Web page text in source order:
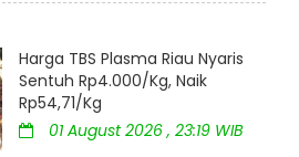
Harga TBS Plasma Riau Nyaris
Sentuh Rp4.000/Kg, Naik
Rp54,71/Kg
01 August 2026 , 23:19 WIB